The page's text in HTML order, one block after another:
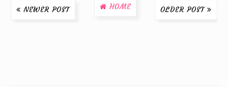
NEWER POST OLDER POST
HOME